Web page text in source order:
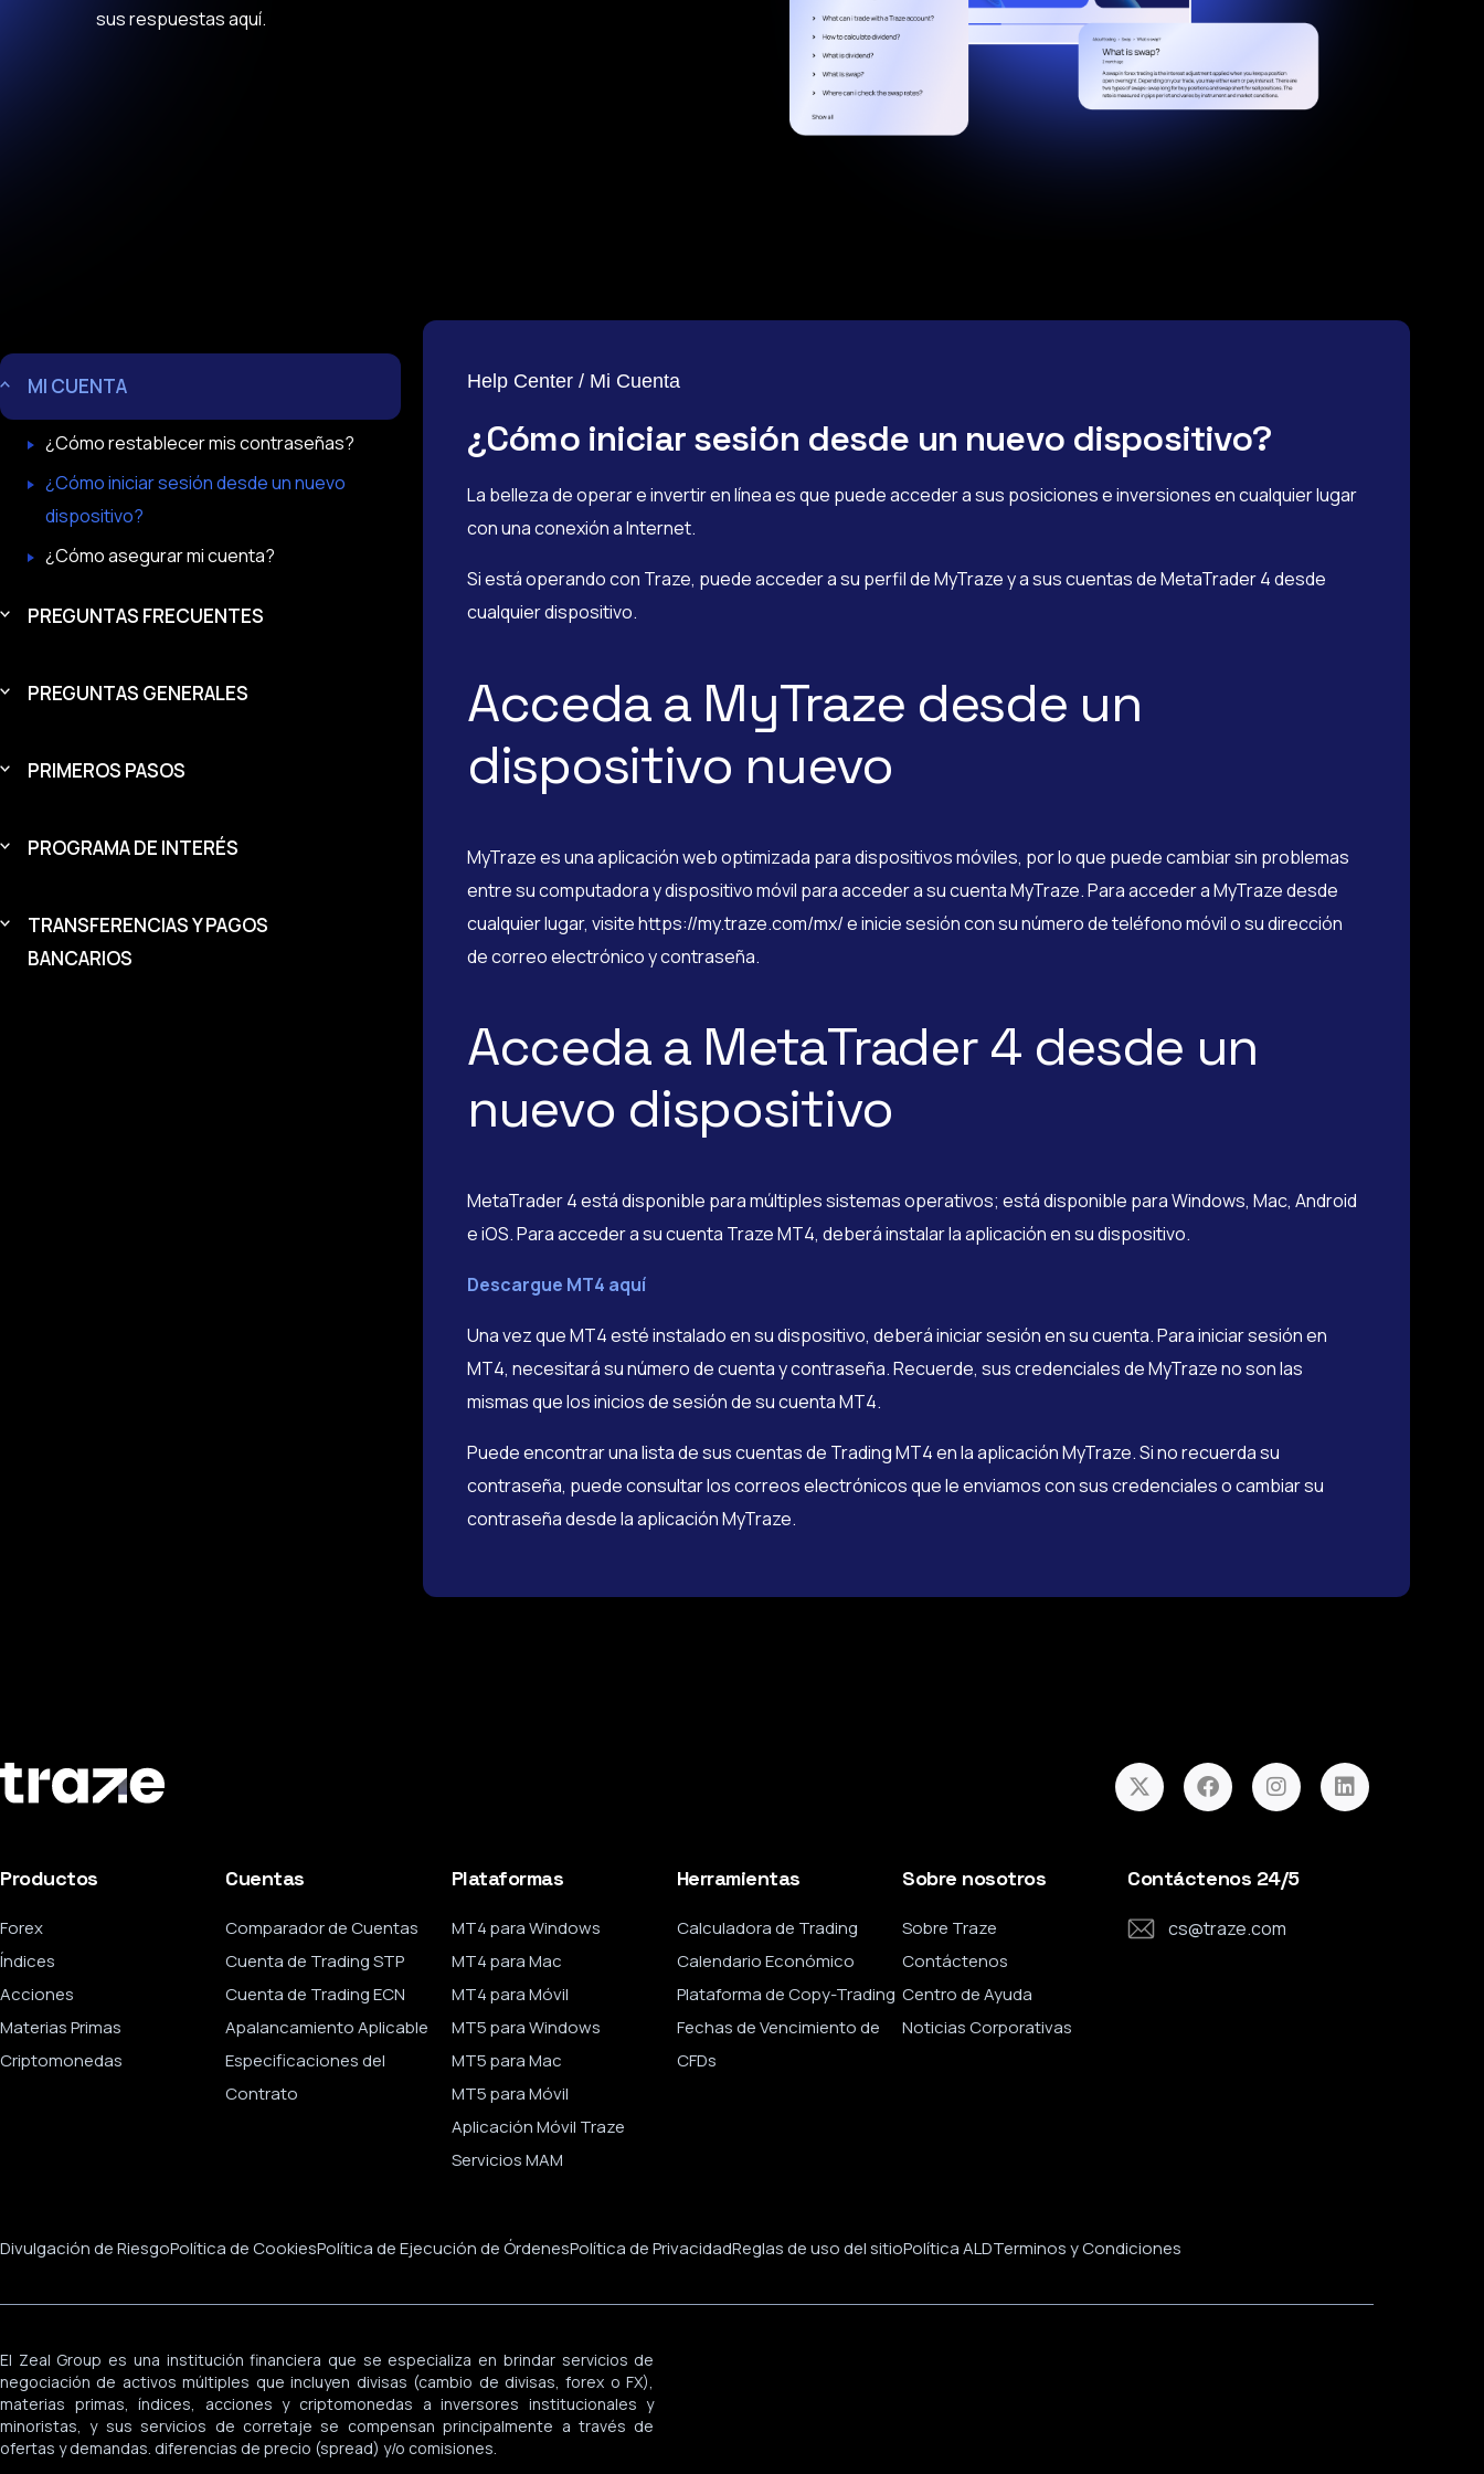
sus respuestas aquí.
MI CUENTA
¿Cómo restablecer mis contraseñas?
¿Cómo iniciar sesión desde un nuevo
dispositivo?
¿Cómo asegurar mi cuenta?
PREGUNTAS FRECUENTES
PREGUNTAS GENERALES
PRIMEROS PASOS
PROGRAMA DE INTERÉS
TRANSFERENCIAS Y PAGOS
BANCARIOS
Help Center / Mi Cuenta
¿Cómo iniciar sesión desde un nuevo dispositivo?
La belleza de operar e invertir en línea es que puede acceder a sus posiciones e inversiones en cualquier lugar
con una conexión a Internet.
Si está operando con Traze, puede acceder a su perfil de MyTraze y a sus cuentas de MetaTrader 4 desde
cualquier dispositivo.
Acceda a MyTraze desde un
dispositivo nuevo
MyTraze es una aplicación web optimizada para dispositivos móviles, por lo que puede cambiar sin problemas
entre su computadora y dispositivo móvil para acceder a su cuenta MyTraze. Para acceder a MyTraze desde
cualquier lugar, visite https://my.traze.com/mx/ e inicie sesión con su número de teléfono móvil o su dirección
de correo electrónico y contraseña.
Acceda a MetaTrader 4 desde un
nuevo dispositivo
MetaTrader 4 está disponible para múltiples sistemas operativos; está disponible para Windows, Mac, Android
e iOS. Para acceder a su cuenta Traze MT4, deberá instalar la aplicación en su dispositivo.
Descargue MT4 aquí
Una vez que MT4 esté instalado en su dispositivo, deberá iniciar sesión en su cuenta. Para iniciar sesión en
MT4, necesitará su número de cuenta y contraseña. Recuerde, sus credenciales de MyTraze no son las
mismas que los inicios de sesión de su cuenta MT4.
Puede encontrar una lista de sus cuentas de Trading MT4 en la aplicación MyTraze. Si no recuerda su
contraseña, puede consultar los correos electrónicos que le enviamos con sus credenciales o cambiar su
contraseña desde la aplicación MyTraze.
Productos
Forex
Índices
Acciones
Materias Primas
Criptomonedas
Cuentas
Comparador de Cuentas
Cuenta de Trading STP
Cuenta de Trading ECN
Apalancamiento Aplicable
Especificaciones del
Contrato
Plataformas
MT4 para Windows
MT4 para Mac
MT4 para Móvil
MT5 para Windows
MT5 para Mac
MT5 para Móvil
Aplicación Móvil Traze
Servicios MAM
Herramientas
Calculadora de Trading
Calendario Económico
Plataforma de Copy-Trading
Fechas de Vencimiento de
CFDs
Sobre nosotros
Sobre Traze
Contáctenos
Centro de Ayuda
Noticias Corporativas
Contáctenos 24/5
cs@traze.com
Divulgación de RiesgoPolítica de CookiesPolítica de Ejecución de ÓrdenesPolítica de PrivacidadReglas de uso del sitioPolítica ALDTerminos y Condiciones
El Zeal Group es una institución financiera que se especializa en brindar servicios de
negociación de activos múltiples que incluyen divisas (cambio de divisas, forex o FX),
materias primas, índices, acciones y criptomonedas a inversores institucionales y
minoristas, y sus servicios de corretaje se compensan principalmente a través de
ofertas y demandas. diferencias de precio (spread) y/o comisiones.